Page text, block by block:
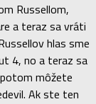
Russellom,
a teraz sa vráti
hlas sme
4, no a teraz sa
môžete
Ak ste ten